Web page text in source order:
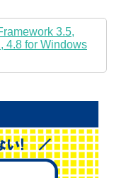
3.5,
4.8 for Windows